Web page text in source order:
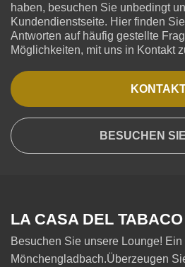
haben, besuchen Sie unbedingt
Kundendienstseite. Hier finden
Antworten auf häufig gestellte
Möglichkeiten, mit uns in Kontakt
BESUCHEN
LA CASA DEL TABACO
Besuchen Sie unsere Lounge!
Mönchengladbach.Überzeugen